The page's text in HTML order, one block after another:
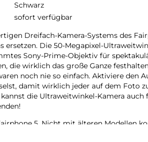
Schwarz
sofort verfügbar
Dreifach-Kamera-Systems des
ersetzen. Die 50-Megapixel-
Sony-Prime-Objektiv für
die wirklich das große Ganze
noch nie so einfach. Aktiviere den
damit wirklich jeder auf dem Foto
die Ultraweitwinkel-Kamera auch
5. Nicht mit älteren Modellen